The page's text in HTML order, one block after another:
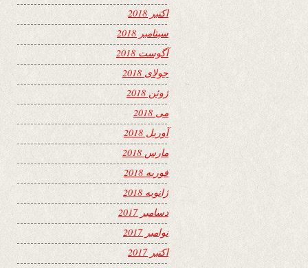
اکتبر 2018
سپتامبر 2018
آگوست 2018
جولای 2018
ژوئن 2018
می 2018
آوریل 2018
مارس 2018
فوریه 2018
ژانویه 2018
دسامبر 2017
نوامبر 2017
اکتبر 2017